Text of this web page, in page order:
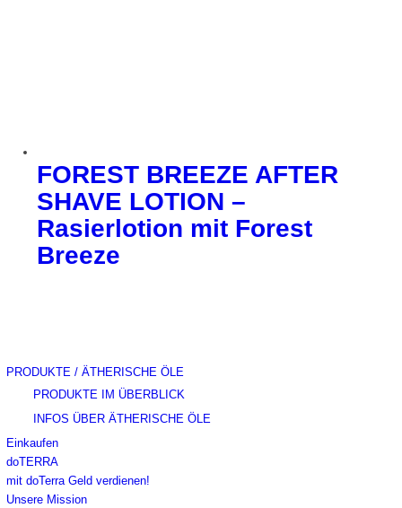
FOREST BREEZE AFTER
SHAVE LOTION –
Rasierlotion mit Forest
Breeze
PRODUKTE / ÄTHERISCHE ÖLE
PRODUKTE IM ÜBERBLICK
INFOS ÜBER ÄTHERISCHE ÖLE
Einkaufen
doTERRA
mit doTerra Geld verdienen!
Unsere Mission